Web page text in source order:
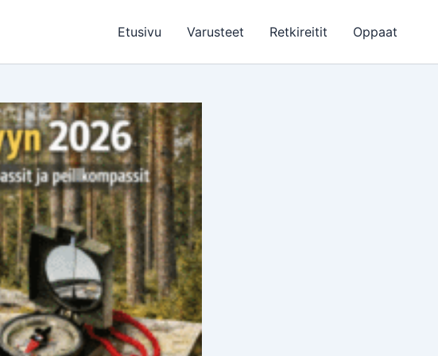
Etusivu Varusteet Retkireitit Oppaat